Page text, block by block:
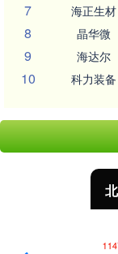
7 海正生材
8 晶华微
9 海达尔
10 科力装备
北证50